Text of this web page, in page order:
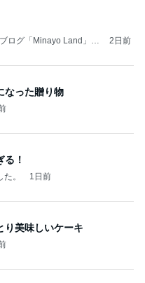
ログ「Minayo Land」P
2日前
なった贈り物
！
。 1日前
り美味しいケーキ